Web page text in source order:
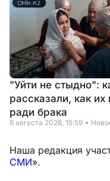
"Уйти не стыдно":
рассказали, как
ради брака
6 августа 2026, 15:59
Наша редакция
СМИ».